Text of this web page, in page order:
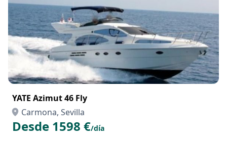
YATE Azimut 46 Fly
Carmona, Sevilla
Desde 1598 €/día